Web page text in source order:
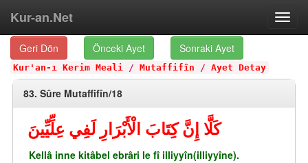
Kur-an.Net
Geri Dön Önceki Ayet Sonraki Ayet
Kur'an-ı Kerim Meali / Mutaffifîn / Ayet Detay
83. Sûre Mutaffifîn/18
كَلَّا إِنَّ كِتَابَ الْأَبْرَارِ لَفِي عِلِّيِّينَ
Kellâ inne kitâbel ebrâri le fî illiyyîn(illiyyîne).